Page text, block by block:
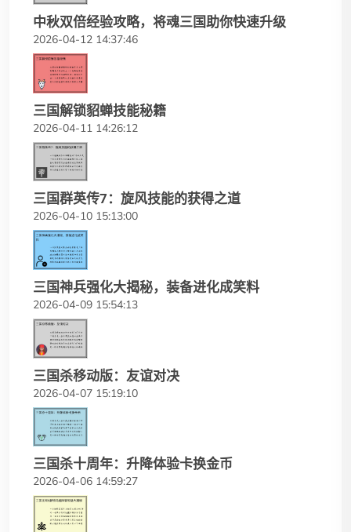
中秋双倍经验攻略，将魂三国助你快速升级
2026-04-12 14:37:46
三国解锁貂蝉技能秘籍
2026-04-11 14:26:12
三国群英传7：旋风技能的获得之道
2026-04-10 15:13:00
三国神兵强化大揭秘，装备进化成笑料
2026-04-09 15:54:13
三国杀移动版：友谊对决
2026-04-07 15:19:10
三国杀十周年：升降体验卡换金币
2026-04-06 14:59:27